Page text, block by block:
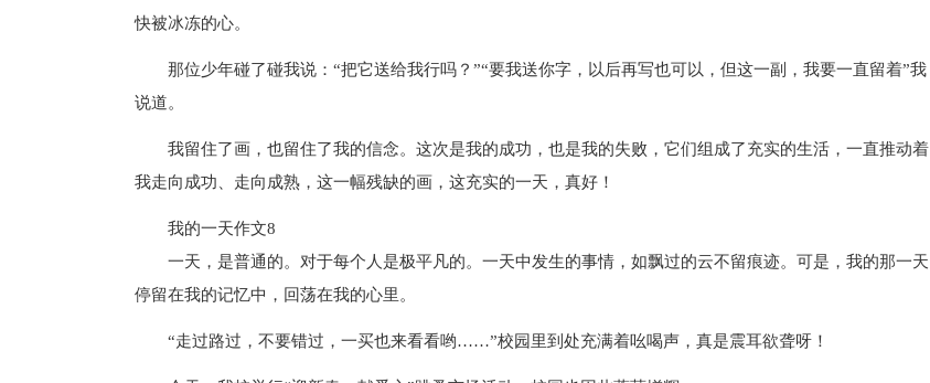
快被冰冻的心。
那位少年碰了碰我说：“把它送给我行吗？”“要我送你字，以后再写也可以，但这一副，我要一直留着”我
说道。
我留住了画，也留住了我的信念。这次是我的成功，也是我的失败，它们组成了充实的生活，一直推动着
我走向成功、走向成熟，这一幅残缺的画，这充实的一天，真好！
我的一天作文8
一天，是普通的。对于每个人是极平凡的。一天中发生的事情，如飘过的云不留痕迹。可是，我的那一天
停留在我的记忆中，回荡在我的心里。
“走过路过，不要错过，一买也来看看哟……”校园里到处充满着吆喝声，真是震耳欲聋呀！